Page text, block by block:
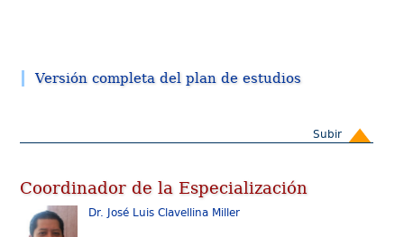
Versión completa del plan de estudios
Subir
Coordinador de la Especialización
Dr. José Luis Clavellina Miller